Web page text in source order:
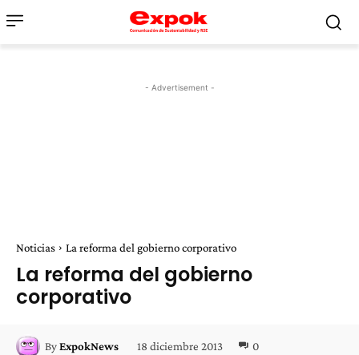
- Advertisement -
Noticias La reforma del gobierno corporativo
La reforma del gobierno
corporativo
ByExpokNews 18 diciembre 2013 0